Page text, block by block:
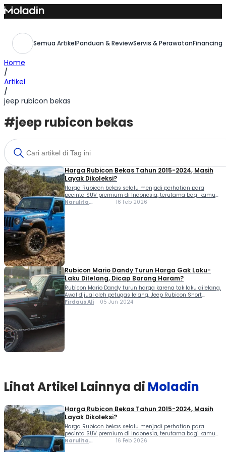
Skip
to
Semua ArtikelPanduan & ReviewServis & Perawatan
Home
/
Artikel
/
jeep rubicon bekas
#jeep rubicon bekas
Harga Rubicon Bekas Tahun 2015-2024, Masih
Layak Dikoleksi?
Harga Rubicon bekas selalu menjadi perhatian para
pecinta SUV premium di Indonesia, terutama bagi kamu
yang mengincar sosok ikonik seperti Jeep Wrangler
Narulita
16 Feb 2026
Rubicon Mario Dandy Turun Harga Gak Laku-
Laku Dilelang, Dicap Barang Haram?
Rubicon Mario Dandy turun harga karena tak laku dilelang.
Awal dijual oleh petugas lelang, Jeep Rubicon Short
Wheelbase ini dibuka dengan harga Rp 809 juta, kini balai
Firdaus Ali 05 Jun 2024
Lihat Artikel Lainnya di Moladin
Harga Rubicon Bekas Tahun 2015-2024, Masih
Layak Dikoleksi?
Harga Rubicon bekas selalu menjadi perhatian para
pecinta SUV premium di Indonesia, terutama bagi kamu
yang mengincar sosok ikonik seperti Jeep Wrangler
Narulita
16 Feb 2026